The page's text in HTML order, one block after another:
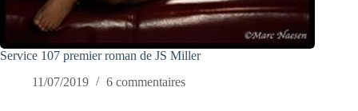
Service 107 premier roman de JS Miller
11/07/2019
6 commentaires